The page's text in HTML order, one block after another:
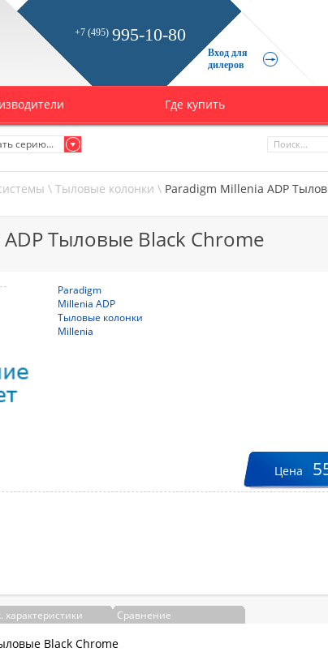
+7 (495) 995-10-80
Вход для
дилеров
Где купить
серию...
\ Тыловые колонки \ Paradigm Millenia ADP
Тыловые Black Chrome
Paradigm
Millenia ADP
Тыловые колонки
Millenia
Цена
характеристики Сравнение
Black Chrome